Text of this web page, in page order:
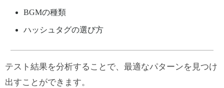
BGMの種類
ハッシュタグの選び方
テスト結果を分析することで、最適なパターンを見つけ
出すことができます。